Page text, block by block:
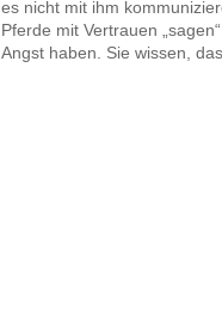
es nicht mit ihm
Pferde mit Vertrauen
Angst haben. Sie wissen,